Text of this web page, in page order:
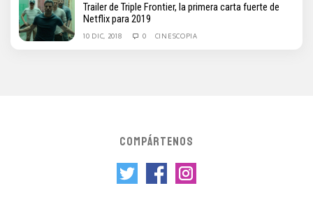
Trailer de Triple Frontier, la primera carta fuerte de
Netflix para 2019
10 DIC, 2018 0 CINESCOPIA
COMPÁRTENOS